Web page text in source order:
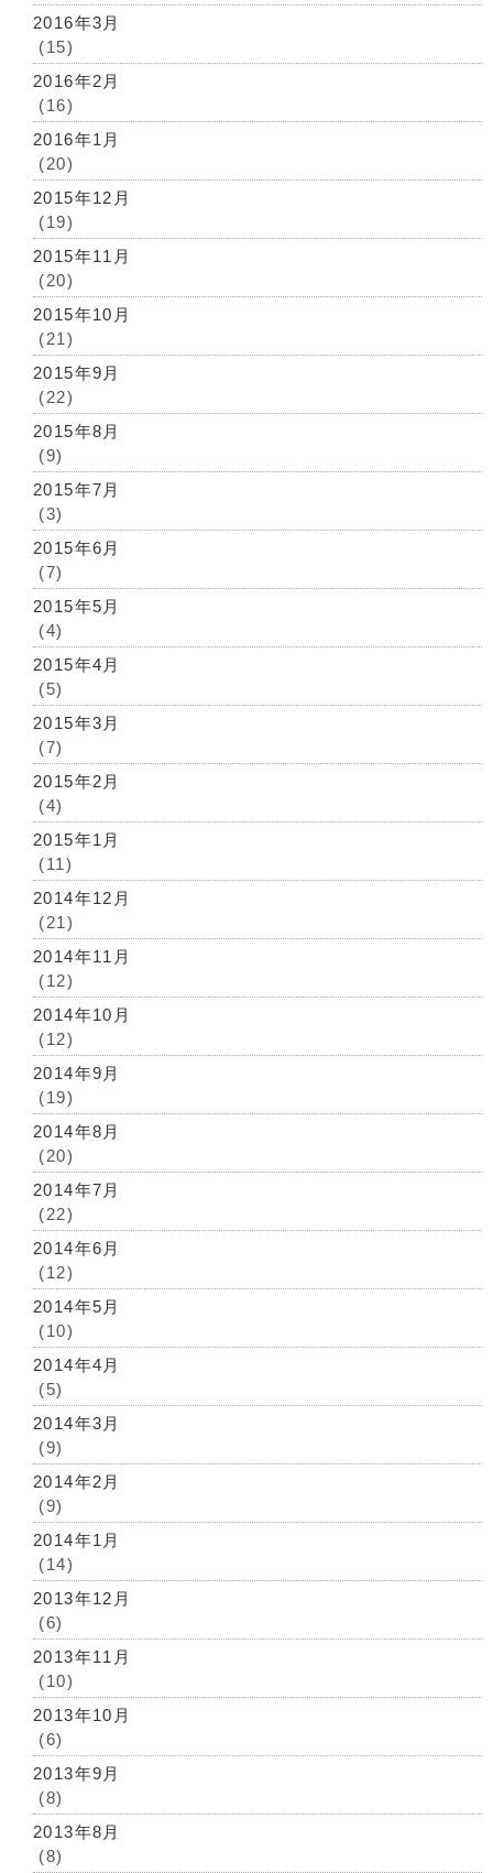
2016年3月
(15)
2016年2月
(16)
2016年1月
(20)
2015年12月
(19)
2015年11月
(20)
2015年10月
(21)
2015年9月
(22)
2015年8月
(9)
2015年7月
(3)
2015年6月
(7)
2015年5月
(4)
2015年4月
(5)
2015年3月
(7)
2015年2月
(4)
2015年1月
(11)
2014年12月
(21)
2014年11月
(12)
2014年10月
(12)
2014年9月
(19)
2014年8月
(20)
2014年7月
(22)
2014年6月
(12)
2014年5月
(10)
2014年4月
(5)
2014年3月
(9)
2014年2月
(9)
2014年1月
(14)
2013年12月
(6)
2013年11月
(10)
2013年10月
(6)
2013年9月
(8)
2013年8月
(8)